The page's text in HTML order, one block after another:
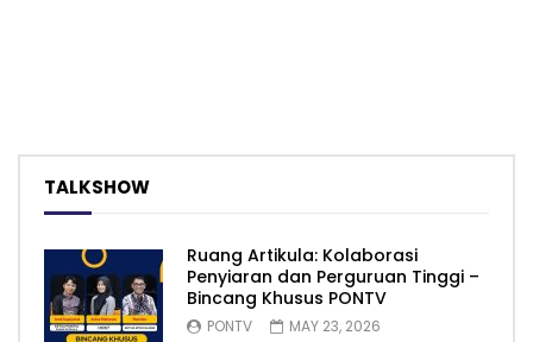
TALKSHOW
Ruang Artikula: Kolaborasi
Penyiaran dan Perguruan Tinggi –
Bincang Khusus PONTV
PONTV MAY 23, 2026